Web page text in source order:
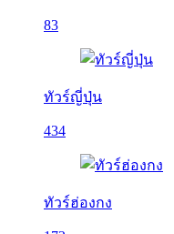
83
ทัวร์ญี่ปุ่น
434
ทัวร์ฮ่องกง